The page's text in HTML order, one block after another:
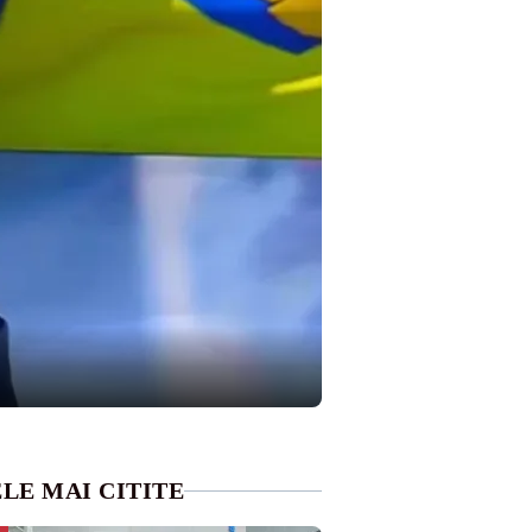
MAI CITITE